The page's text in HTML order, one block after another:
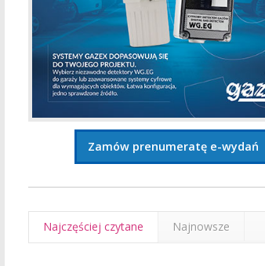
Zamów prenumeratę e-wydań
Najczęściej czytane Najnowsze